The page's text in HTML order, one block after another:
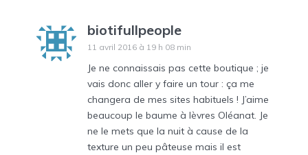
biotifullpeople
11 avril 2016 à 19 h 08 min
Je ne connaissais pas cette boutique ; je
vais donc aller y faire un tour : ça me
changera de mes sites habituels ! J’aime
beaucoup le baume à lèvres Oléanat. Je
ne le mets que la nuit à cause de la
texture un peu pâteuse mais il est